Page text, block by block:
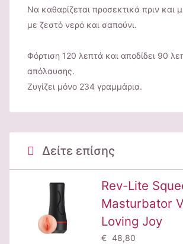
Να καθαρίζεται προσεκτικά πριν και
με ζεστό νερό και σαπούνι.
Φόρτιση 120 λεπτά και αποδίδει 90
απόλαυσης.
Ζυγίζει μόνο 234 γραμμάρια.
Δείτε επίσης
Rev-Lite
Masturbator
Loving Joy
€ 48,80